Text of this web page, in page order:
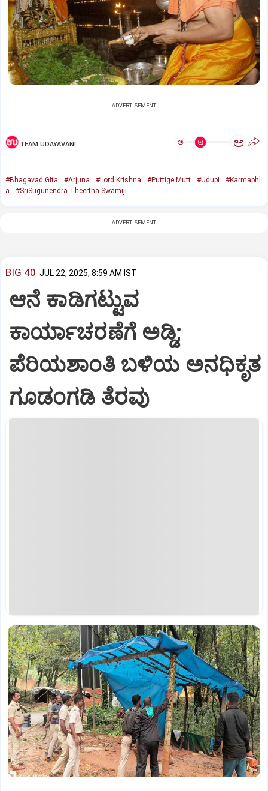
ADVERTISEMENT
TEAM UDAYAVANI ಅ ಅ
#Bhagavad Gita #Arjuna #Lord Krishna #Puttige Mutt #Udupi
#Karmaphl
a
#SriSugunendra Theertha Swamiji
ADVERTISEMENT
BIG 40 JUL 22, 2025, 8:59 AM IST
ಆನೆ ಕಾಡಿಗಟ್ಟುವ
ಕಾರ್ಯಾಚರಣೆಗೆ ಅಡ್ಡಿ;
ಪೆರಿಯಶಾಂತಿ ಬಳಿಯ ಅನಧಿಕೃತ
ಗೂಡಂಗಡಿ ತೆರವು